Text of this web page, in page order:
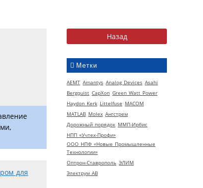
Метки
AEMT Amantys Analog Devices Asahi
Bergquist CapXon Green Watt Power
Haydon Kerk Littelfuse MACOM
MATLAB Molex Ангстрем
Дорожный порядок ММП-Ирбис
НПП «Учтех-Профи»
ООО НПФ «Новые Промышленные
Технологии»
Оптрон-Ставрополь ЭЛИМ
Электрум АВ